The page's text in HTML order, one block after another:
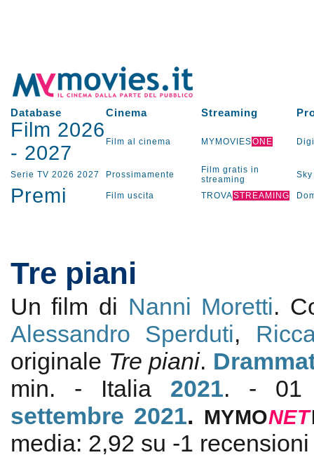
Database Cinema Streaming
Film 2026
- 2027 Film al cinema MYMOVIESONE
Serie TV 2026 2027 Prossimamente
Film gratis in
streaming
Sky
Premi Film uscita TROVASTREAMING
Tre piani
Un film di Nanni Moretti.
Alessandro Sperduti,
originale Tre piani.
min. - Italia 2021. - 01
settembre 2021. MYMONET
media: 2,92 su -1